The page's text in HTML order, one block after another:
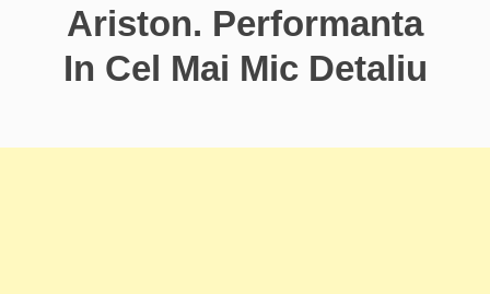
Ariston. Performanta
In Cel Mai Mic Detaliu